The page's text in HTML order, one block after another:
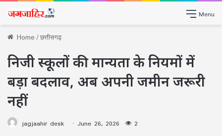
Menu
Home/छत्तीसगढ़
निजी स्कूलों की मान्यता के नियमों में
बड़ा बदलाव, अब अपनी जमीन जरूरी
नहीं
jagjaahir desk June 26, 2026 2